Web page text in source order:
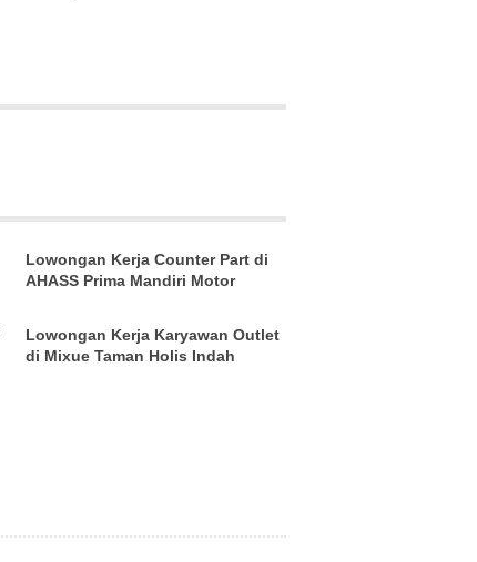
Lowongan Kerja Counter Part di
AHASS Prima Mandiri Motor
Lowongan Kerja Karyawan Outlet
di Mixue Taman Holis Indah